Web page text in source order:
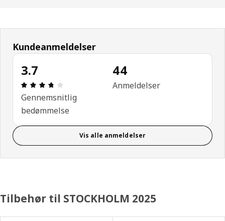
Kundeanmeldelser
3.7
Anmeldelse: 3.7 Ud af 5 Stjerner. Anmeldelser i
Gennemsnitlig
bedømmelse
44
Anmeldelser
Vis alle anmeldelser
Tilbehør til STOCKHOLM 2025